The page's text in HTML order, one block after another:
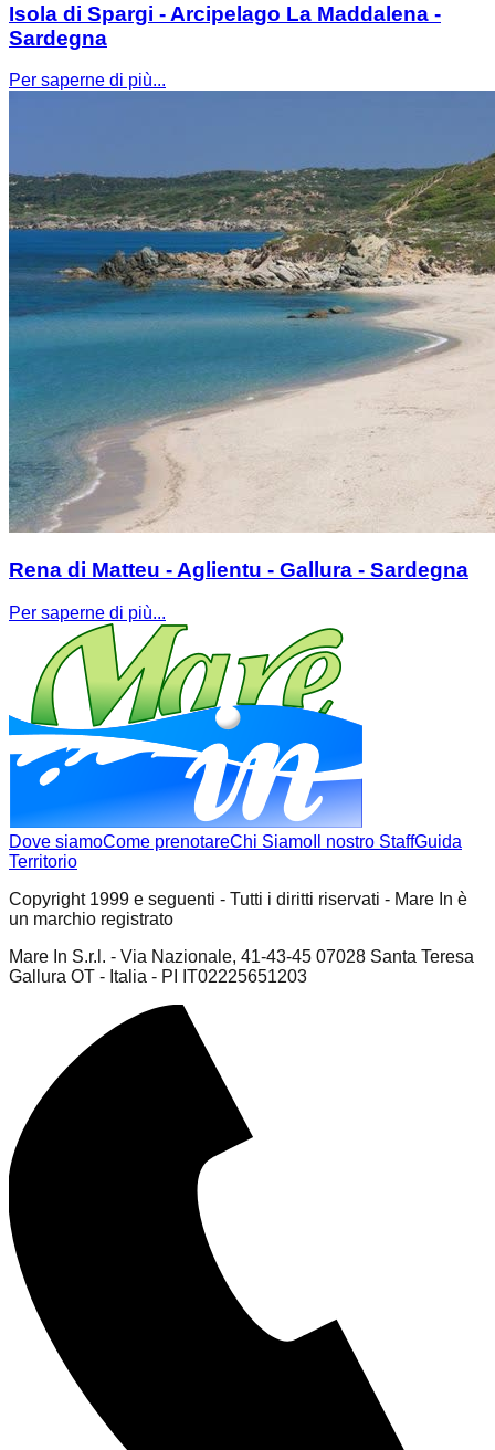
Isola di Spargi - Arcipelago La Maddalena -
Sardegna
Per saperne di più...
Rena di Matteu - Aglientu - Gallura - Sardegna
Per saperne di più...
Dove siamoCome prenotareChi Siamo Il nostro StaffGuida
Territorio
Copyright 1999 e seguenti - Tutti i diritti riservati - Mare In è
un marchio registrato
Mare In S.r.l. - Via Nazionale, 41-43-45 07028 Santa Teresa
Gallura OT - Italia - PI IT02225651203